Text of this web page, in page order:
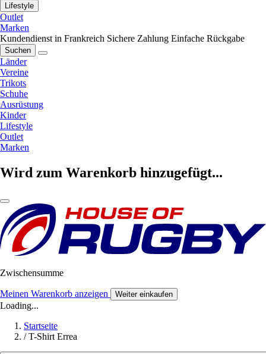
Lifestyle
Outlet
Marken
Kundendienst in Frankreich Sichere Zahlung Einfache Rückgabe
Suchen
Länder
Vereine
Trikots
Schuhe
Ausrüstung
Kinder
Lifestyle
Outlet
Marken
Wird zum Warenkorb hinzugefügt...
Zwischensumme
Meinen Warenkorb anzeigen Weiter einkaufen
Loading...
Startseite
/ T-Shirt Errea